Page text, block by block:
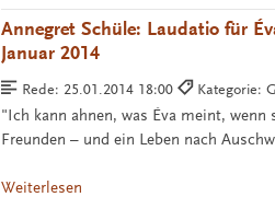
Annegret Schüle: Laudatio für
Januar 2014
Rede: 25.01.2014 18:00 Kategorie:
"Ich kann ahnen, was Éva meint,
Freunden – und ein Leben nach
Weiterlesen